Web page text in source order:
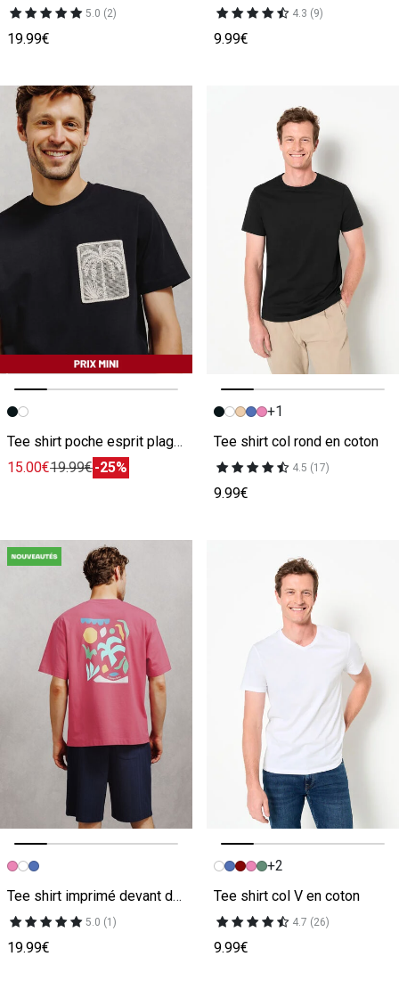
5.0 (2)
19.99€
4.3 (9)
9.99€
Image précédente
Image suivante
Tee shirt poche esprit plage macramé
15.00€19.99€-25%
Image précédente
Image suivante
+1
Tee shirt col rond en coton
4.5 (17)
9.99€
Image précédente
Image suivante
Tee shirt imprimé devant dos
5.0 (1)
19.99€
Image précédente
Image suivante
+2
Tee shirt col V en coton
4.7 (26)
9.99€